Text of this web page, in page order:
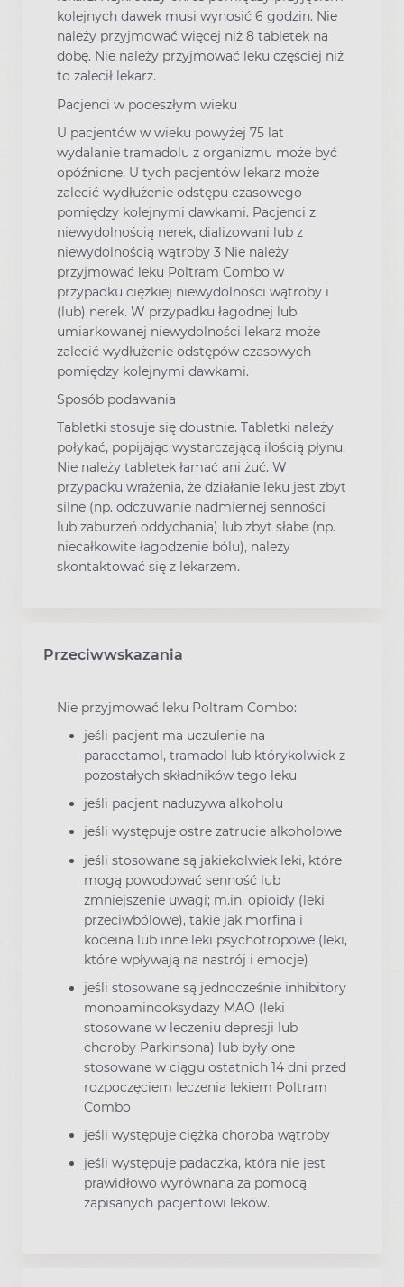
kolejnych dawek musi wynosić 6 godzin. Nie
należy przyjmować więcej niż 8 tabletek na
dobę. Nie należy przyjmować leku częściej niż
to zalecił lekarz.
Pacjenci w podeszłym wieku
U pacjentów w wieku powyżej 75 lat
wydalanie tramadolu z organizmu może być
opóźnione. U tych pacjentów lekarz może
zalecić wydłużenie odstępu czasowego
pomiędzy kolejnymi dawkami. Pacjenci z
niewydolnością nerek, dializowani lub z
niewydolnością wątroby 3 Nie należy
przyjmować leku Poltram Combo w
przypadku ciężkiej niewydolności wątroby i
(lub) nerek. W przypadku łagodnej lub
umiarkowanej niewydolności lekarz może
zalecić wydłużenie odstępów czasowych
pomiędzy kolejnymi dawkami.
Sposób podawania
Tabletki stosuje się doustnie. Tabletki należy
połykać, popijając wystarczającą ilością płynu.
Nie należy tabletek łamać ani żuć. W
przypadku wrażenia, że działanie leku jest zbyt
silne (np. odczuwanie nadmiernej senności
lub zaburzeń oddychania) lub zbyt słabe (np.
niecałkowite łagodzenie bólu), należy
skontaktować się z lekarzem.
Przeciwwskazania
Nie przyjmować leku Poltram Combo:
jeśli pacjent ma uczulenie na
paracetamol, tramadol lub którykolwiek z
pozostałych składników tego leku
jeśli pacjent nadużywa alkoholu
jeśli występuje ostre zatrucie alkoholowe
jeśli stosowane są jakiekolwiek leki, które
mogą powodować senność lub
zmniejszenie uwagi; m.in. opioidy (leki
przeciwbólowe), takie jak morfina i
kodeina lub inne leki psychotropowe (leki,
które wpływają na nastrój i emocje)
jeśli stosowane są jednocześnie inhibitory
monoaminooksydazy MAO (leki
stosowane w leczeniu depresji lub
choroby Parkinsona) lub były one
stosowane w ciągu ostatnich 14 dni przed
rozpoczęciem leczenia lekiem Poltram
Combo
jeśli występuje ciężka choroba wątroby
jeśli występuje padaczka, która nie jest
prawidłowo wyrównana za pomocą
zapisanych pacjentowi leków.